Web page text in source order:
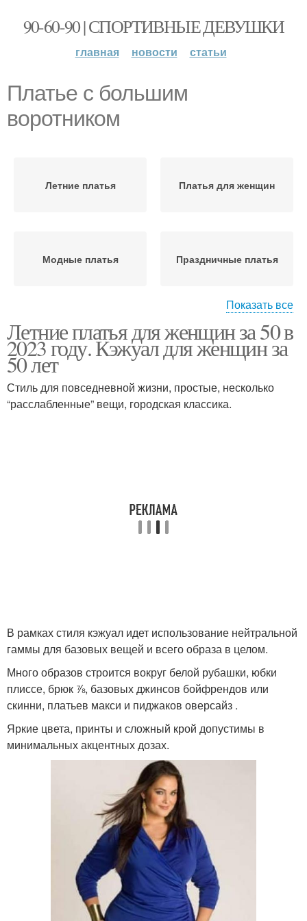
90-60-90 | СПОРТИВНЫЕ ДЕВУШКИ
главная новости статьи
Платье с большим
воротником
Летние платья Платья для женщин
Модные платья Праздничные платья
Макси платья Стильные платья
Платье с драпировкой Прозрачное платье
Платья на свадьбу Вечерний платье
Показать все
Летние платья для женщин за 50 в
2023 году. Кэжуал для женщин за
50 лет
Стиль для повседневной жизни, простые, несколько
“расслабленные” вещи, городская классика.
В рамках стиля кэжуал идет использование нейтральной
гаммы для базовых вещей и всего образа в целом.
Много образов строится вокруг белой рубашки, юбки
плиссе, брюк ⅞, базовых джинсов бойфрендов или
скинни, платьев макси и пиджаков оверсайз .
Яркие цвета, принты и сложный крой допустимы в
минимальных акцентных дозах.